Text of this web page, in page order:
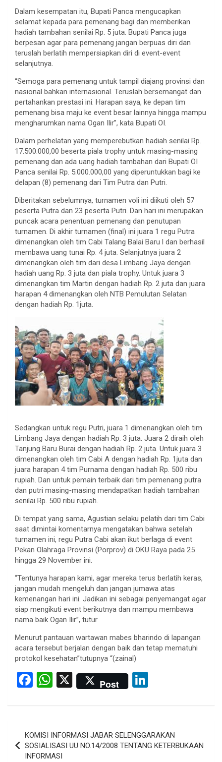
Dalam kesempatan itu, Bupati Panca mengucapkan
selamat kepada para pemenang bagi dan memberikan
hadiah tambahan senilai Rp. 5 juta. Bupati Panca juga
berpesan agar para pemenang jangan berpuas diri dan
teruslah berlatih mempersiapkan diri di event-event
selanjutnya.
“Semoga para pemenang untuk tampil diajang provinsi dan
nasional bahkan internasional. Teruslah bersemangat dan
pertahankan prestasi ini. Harapan saya, ke depan tim
pemenang bisa maju ke event besar lainnya hingga mampu
mengharumkan nama Ogan Ilir”, kata Bupati OI.
Dalam perhelatan yang memperebutkan hadiah senilai Rp.
17.500.000,00 beserta piala trophy untuk masing-masing
pemenang dan ada uang hadiah tambahan dari Bupati OI
Panca senilai Rp. 5.000.000,00 yang diperuntukkan bagi ke
delapan (8) pemenang dari Tim Putra dan Putri.
Diberitakan sebelumnya, turnamen voli ini diikuti oleh 57
peserta Putra dan 23 peserta Putri. Dan hari ini merupakan
puncak acara penentuan pemenang dan penutupan
turnamen. Di akhir turnamen (final) ini juara 1 regu Putra
dimenangkan oleh tim Cabi Talang Balai Baru l dan berhasil
membawa uang tunai Rp. 4 juta. Selanjutnya juara 2
dimenangkan oleh tim dari desa Limbang Jaya dengan
hadiah uang Rp. 3 juta dan piala trophy. Untuk juara 3
dimenangkan tim Martin dengan hadiah Rp. 2 juta dan juara
harapan 4 dimenangkan oleh NTB Pemulutan Selatan
dengan hadiah Rp. 1juta.
Sedangkan untuk regu Putri, juara 1 dimenangkan oleh tim
Limbang Jaya dengan hadiah Rp. 3 juta. Juara 2 diraih oleh
Tanjung Baru Burai dengan hadiah Rp. 2 juta. Untuk juara 3
dimenangkan oleh tim Cabi A dengan hadiah Rp. 1juta dan
juara harapan 4 tim Purnama dengan hadiah Rp. 500 ribu
rupiah. Dan untuk pemain terbaik dari tim pemenang putra
dan putri masing-masing mendapatkan hadiah tambahan
senilai Rp. 500 ribu rupiah.
Di tempat yang sama, Agustian selaku pelatih dari tim Cabi
saat dimintai komentarnya mengatakan bahwa setelah
turnamen ini, regu Putra Cabi akan ikut berlaga di event
Pekan Olahraga Provinsi (Porprov) di OKU Raya pada 25
hingga 29 November ini.
“Tentunya harapan kami, agar mereka terus berlatih keras,
jangan mudah mengeluh dan jangan jumawa atas
kemenangan hari ini. Jadikan ini sebagai penyemangat agar
siap mengikuti event berikutnya dan mampu membawa
nama baik Ogan Ilir”, tutur
Menurut pantauan wartawan mabes bharindo di lapangan
acara tersebut berjalan dengan baik dan tetap mematuhi
protokol kesehatan”tutupnya “(zainal)
F
ce
b
o
W
at
s
A
X Post
ke
dI
n
navigation
KOMISI INFORMASI JABAR SELENGGARAKAN
SOSIALISASI UU NO.14/2008 TENTANG KETERBUKAAN
INFORMASI